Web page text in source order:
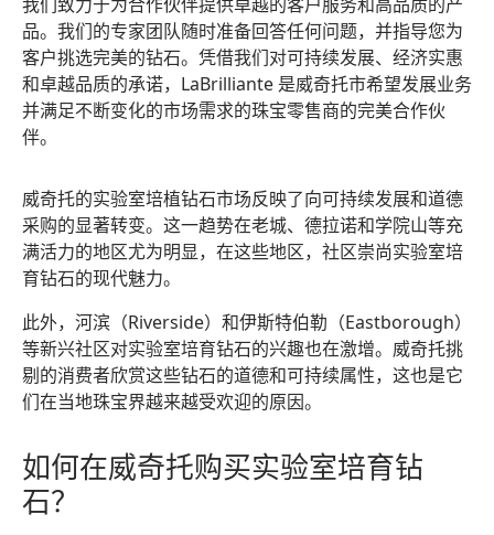
品。我们的专家团队随时准备回答任何问题，并指导您为
客户挑选完美的钻石。凭借我们对可持续发展、经济实惠
和卓越品质的承诺，LaBrilliante 是威奇托市希望发展业务
并满足不断变化的市场需求的珠宝零售商的完美合作伙
伴。
威奇托的实验室培植钻石市场反映了向可持续发展和道德
采购的显著转变。这一趋势在老城、德拉诺和学院山等充
满活力的地区尤为明显，在这些地区，社区崇尚实验室培
育钻石的现代魅力。
此外，河滨（Riverside）和伊斯特伯勒（Eastborough）
等新兴社区对实验室培育钻石的兴趣也在激增。威奇托挑
剔的消费者欣赏这些钻石的道德和可持续属性，这也是它
们在当地珠宝界越来越受欢迎的原因。
如何在威奇托购买实验室培育钻
石？